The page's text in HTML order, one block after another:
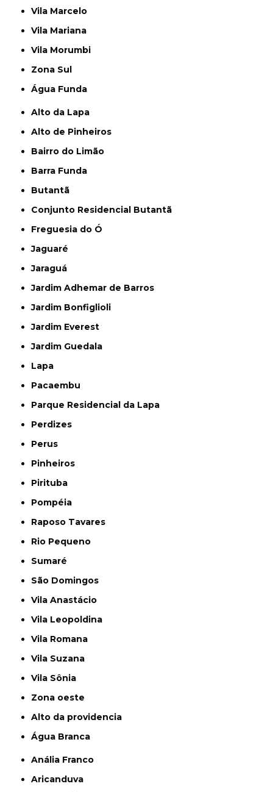
Vila Marcelo
Vila Mariana
Vila Morumbi
Zona Sul
Água Funda
Alto da Lapa
Alto de Pinheiros
Bairro do Limão
Barra Funda
Butantã
Conjunto Residencial Butantã
Freguesia do Ó
Jaguaré
Jaraguá
Jardim Adhemar de Barros
Jardim Bonfiglioli
Jardim Everest
Jardim Guedala
Lapa
Pacaembu
Parque Residencial da Lapa
Perdizes
Perus
Pinheiros
Pirituba
Pompéia
Raposo Tavares
Rio Pequeno
Sumaré
São Domingos
Vila Anastácio
Vila Leopoldina
Vila Romana
Vila Suzana
Vila Sônia
Zona oeste
alto da providencia
Água Branca
Anália Franco
Aricanduva